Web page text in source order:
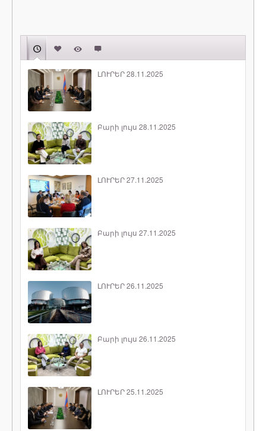
ԼՈՒՐԵՐ 28.11.2025
Բարի լույս 28.11.2025
ԼՈՒՐԵՐ 27.11.2025
Բարի լույս 27.11.2025
ԼՈՒՐԵՐ 26.11.2025
Բարի լույս 26.11.2025
ԼՈՒՐԵՐ 25.11.2025